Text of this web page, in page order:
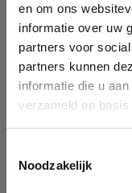
en om ons
informatie over uw
partners voor
partners kunnen
informatie die u
verzameld op
Noodzakelijk
Identification
Please fill in
You can search a
enterprise ID. When a
form. If you don't find
See details
Ok